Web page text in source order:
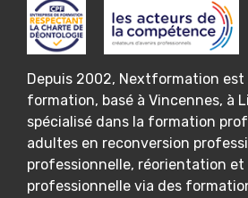
Depuis 2002, Nextformation
formation, basé à Vincennes, à
spécialisé dans la formation
adultes en reconversion
professionnelle, réorientation
professionnelle via des